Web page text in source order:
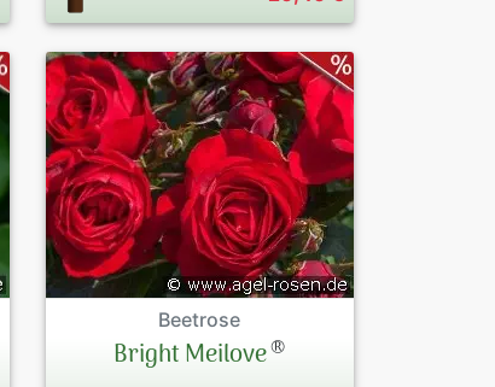
Beetrose
Bright Meilove®